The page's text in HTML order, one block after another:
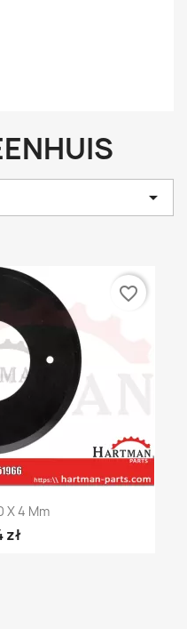

X 4 Mm
zł
favorite_border